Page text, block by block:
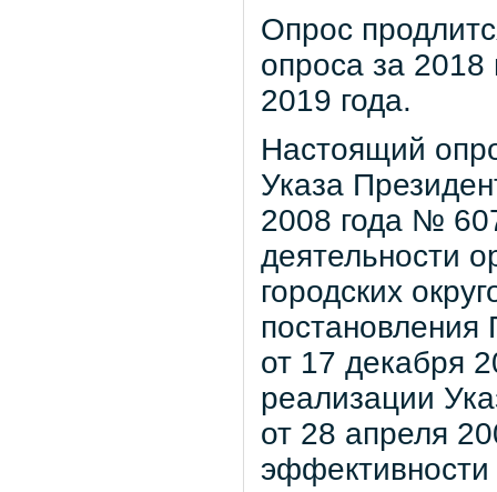
Опрос
опроса за
2019 года.
Настоящий
Указа
2008 года №
деятельности
городских
от 17 декабря
реализации
от 28 апреля
эффективности